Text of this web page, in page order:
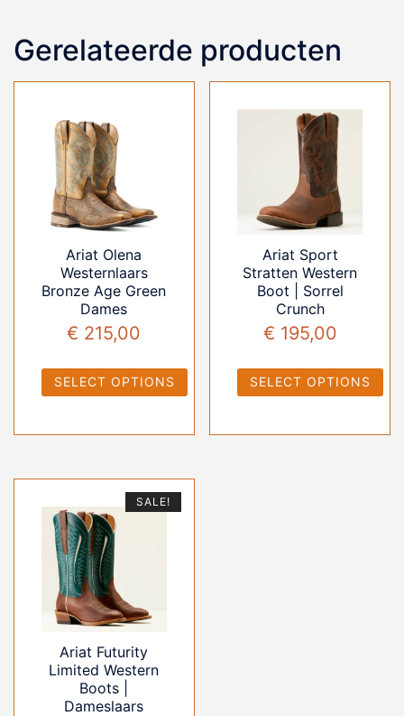
Gerelateerde producten
Ariat Olena
Westernlaars
Bronze Age Green
Dames
€ 215,00
SELECT OPTIONS
Ariat Sport
Stratten Western
Boot | Sorrel
Crunch
€ 195,00
SELECT OPTIONS
SALE!
Ariat Futurity
Limited Western
Boots |
Dameslaars